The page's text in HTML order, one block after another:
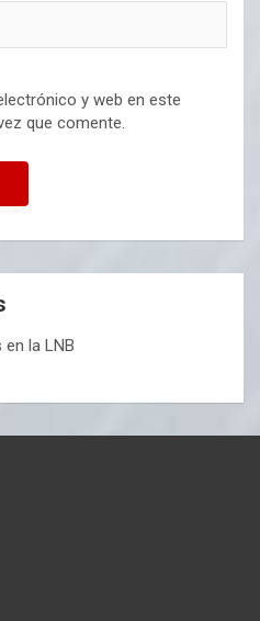
y web en este
que comente.
la LNB